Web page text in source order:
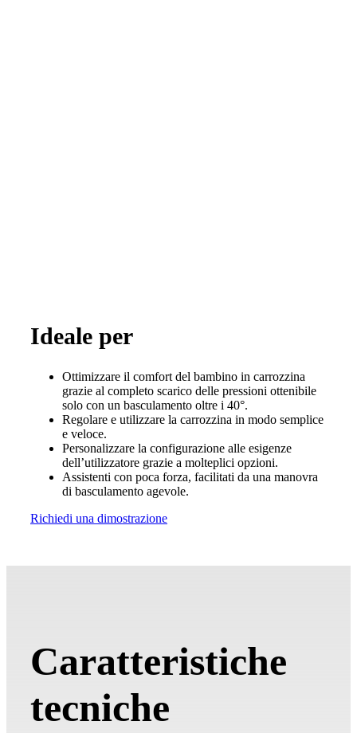
Ideale per
Ottimizzare il comfort del bambino in carrozzina
grazie al completo scarico delle pressioni ottenibile
solo con un basculamento oltre i 40°.
Regolare e utilizzare la carrozzina in modo semplice
e veloce.
Personalizzare la configurazione alle esigenze
dell’utilizzatore grazie a molteplici opzioni.
Assistenti con poca forza, facilitati da una manovra
di basculamento agevole.
Richiedi una dimostrazione
Caratteristiche
tecniche